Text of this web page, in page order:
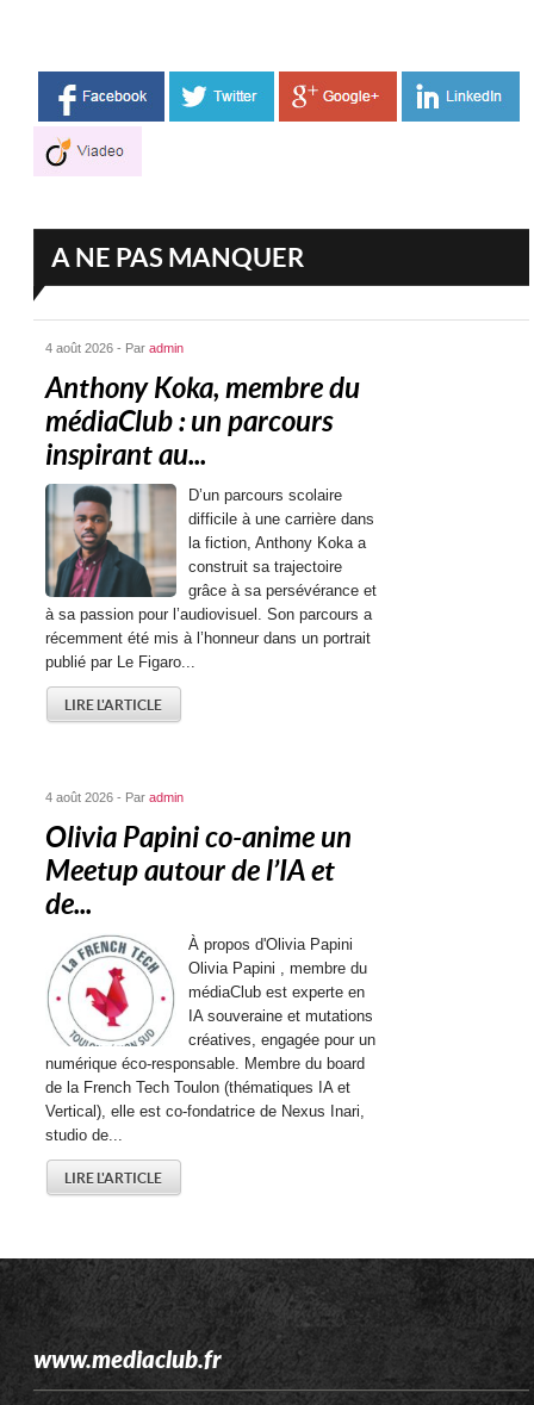
A NE PAS MANQUER
4 août 2026 - Paradmin
Anthony Koka, membre du
médiaClub : un parcours
inspirant au...
D’un parcours scolaire
difficile à une carrière dans
la fiction, Anthony Koka a
construit sa trajectoire
grâce à sa persévérance et
à sa passion pour l’audiovisuel. Son parcours a
récemment été mis à l’honneur dans un portrait
publié par Le Figaro...
LIRE L'ARTICLE
4 août 2026 - Paradmin
Olivia Papini co-anime un
Meetup autour de l’IA et
de...
À propos d'Olivia Papini
Olivia Papini , membre du
médiaClub est experte en
IA souveraine et mutations
créatives, engagée pour un
numérique éco-responsable. Membre du board
de la French Tech Toulon (thématiques IA et
Vertical), elle est co-fondatrice de Nexus Inari,
studio de...
LIRE L'ARTICLE
www.mediaclub.fr